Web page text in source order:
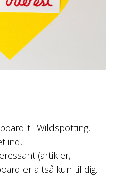
til Wildspotting,
ind,
(artikler,
er altså kun til dig.